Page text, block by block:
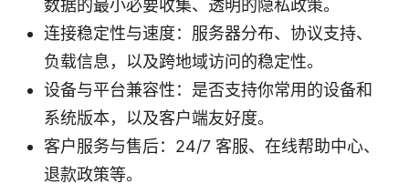
数据的最小必要收集、透明的隐私政策。
连接稳定性与速度：服务器分布、协议支持、
负载信息，以及跨地域访问的稳定性。
设备与平台兼容性：是否支持你常用的设备和
系统版本，以及客户端友好度。
客户服务与售后：24/7 客服、在线帮助中心、
退款政策等。